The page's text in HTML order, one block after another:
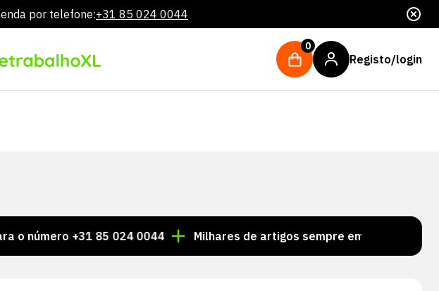
por telefone:+31 85 024 0044
0
Registo/login
+31 85 024 0044 Milhares de artigos sempre em stock!